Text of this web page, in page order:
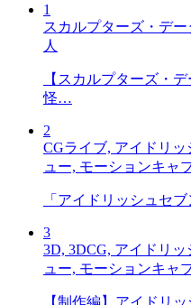
1
スカルプターズ・デ
人
【スカルプターズ・
怪…
2
CGライブ, アイドリ
ュー, モーションキャ
「アイドリッシュセ
3
3D, 3DCG, アイドリ
ュー, モーションキャ
【制作編】アイドリ